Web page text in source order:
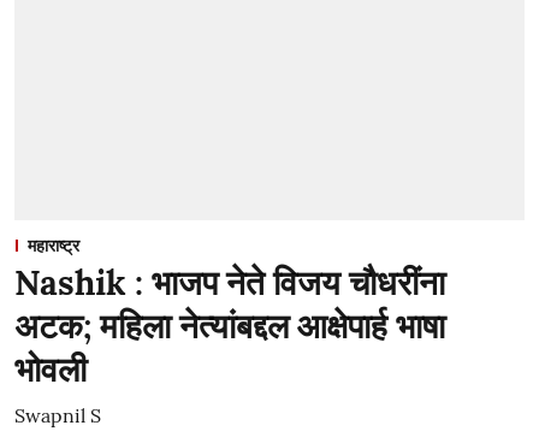
महाराष्ट्र
Nashik : भाजप नेते विजय चौधरींना
अटक; महिला नेत्यांबद्दल आक्षेपार्ह भाषा
भोवली
Swapnil S